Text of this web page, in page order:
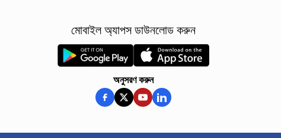
মোবাইল অ্যাপস ডাউনলোড করুন
অনুসরণ করুন